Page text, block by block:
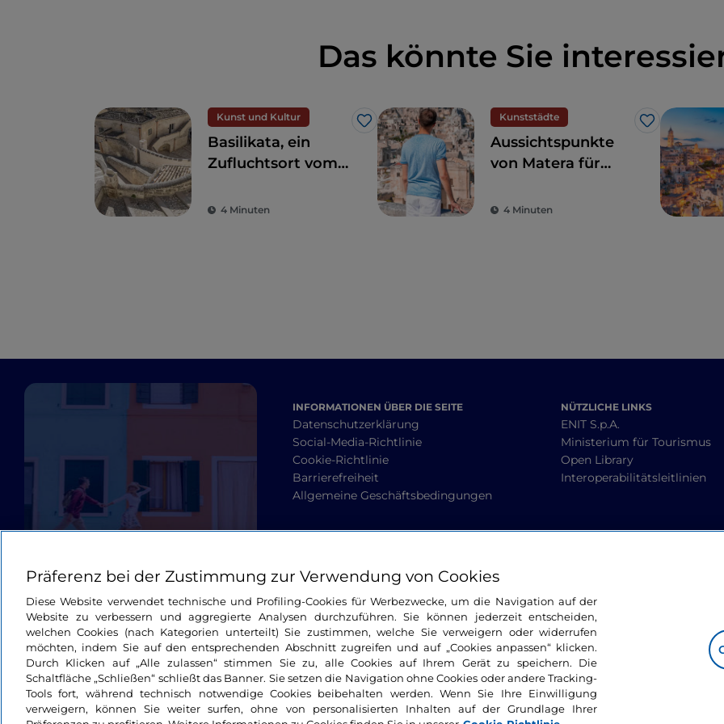
Das könnte Sie
Kunst und Kultur
Like
Basilikata, ein
Zufluchtsort vom
Wiederentdeckung
4 Minuten
Kunststädte
Like
Aussichtspunkte
von Matera für
spektakulären
4 Minuten
INFORMATIONEN ÜBER DIE SEITE
Datenschutzerklärung
Social-Media-Richtlinie
Cookie-Richtlinie
Barrierefreiheit
Allgemeine Geschäftsbedingungen
NÜTZLICHE LINKS
ENIT S.p.A.
Ministerium für Tourismus
Open Library
Interoperabilitätsleitlinien
Präferenz bei der Zustimmung zur Verwendung von Cookies
Diese Website verwendet technische und Profiling-Cookies für Werbezwecke, um die Navigation auf der
Website zu verbessern und aggregierte Analysen durchzuführen. Sie können jederzeit entscheiden,
welchen Cookies (nach Kategorien unterteilt) Sie zustimmen, welche Sie verweigern oder widerrufen
möchten, indem Sie auf den entsprechenden Abschnitt zugreifen und auf „Cookies anpassen“ klicken.
Durch Klicken auf „Alle zulassen“ stimmen Sie zu, alle Cookies auf Ihrem Gerät zu speichern. Die
Schaltfläche „Schließen“ schließt das Banner. Sie setzen die Navigation ohne Cookies oder andere Tracking-
Tools fort, während technisch notwendige Cookies beibehalten werden. Wenn Sie Ihre Einwilligung
verweigern, können Sie weiter surfen, ohne von personalisierten Inhalten auf der Grundlage Ihrer